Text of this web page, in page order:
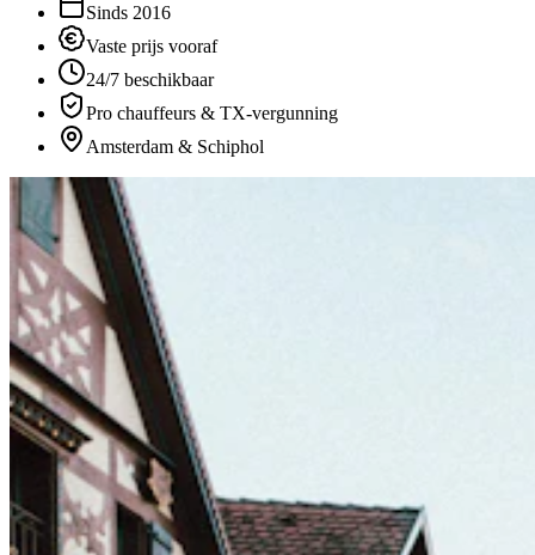
Sinds 2016
Vaste prijs vooraf
24/7 beschikbaar
Pro chauffeurs & TX-vergunning
Amsterdam & Schiphol